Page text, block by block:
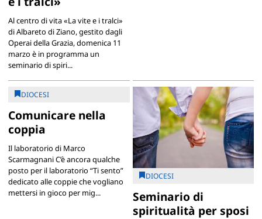
Al centro di vita «La vite e i tralci»
di Albareto di Ziano, gestito dagli
Operai della Grazia, domenica 11
marzo è in programma un
seminario di spiri...
DIOCESI
Comunicare nella
coppia
Il laboratorio di Marco
Scarmagnani C’è ancora qualche
posto per il laboratorio “Ti sento”
dedicato alle coppie che vogliano
mettersi in gioco per mig...
DIOCESI
Seminario di
spiritualità per sposi